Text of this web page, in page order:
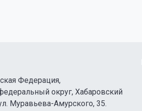
Федерация,
округ, Хабаровский
Муравьева-Амурского, 35.